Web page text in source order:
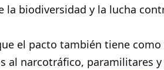
la biodiversidad y la lucha
el pacto también tiene
al narcotráfico, paramilitares y